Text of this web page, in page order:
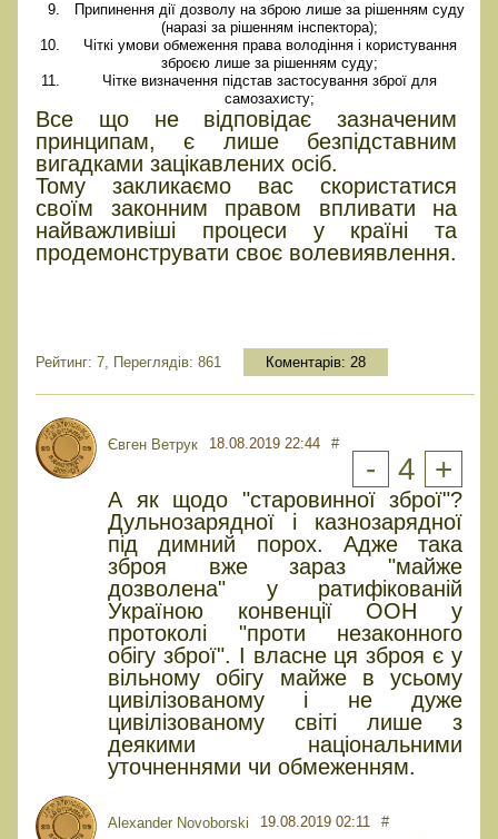
Припинення дії дозволу на зброю лише за рішенням суду
(наразі за рішенням інспектора);
Чіткі умови обмеження права володіння і користування
зброєю лише за рішенням суду;
Чітке визначення підстав застосування зброї для
самозахисту;
Все що не відповідає зазначеним
принципам, є лише безпідставним
вигадками зацікавлених осіб.
Тому закликаємо вас скористатися
своїм законним правом впливати на
найважливіші процеси у країні та
продемонструвати своє волевиявлення.
Рейтинг: 7, Переглядів: 861 Коментарів: 28
Євген Ветрук 18.08.2019 22:44 #
- 4 +
А як щодо "старовинної зброї"?
Дульнозарядної і казнозарядної
під димний порох. Адже така
зброя вже зараз "майже
дозволена" у ратифікованій
Україною конвенції ООН у
протоколі "проти незаконного
обігу зброї". І власне ця зброя є у
вільному обігу майже в усьому
цивілізованому і не дуже
цивілізованому світі лише з
деякими національними
уточненнями чи обмеженням.
Alexander Novoborski 19.08.2019 02:11 #